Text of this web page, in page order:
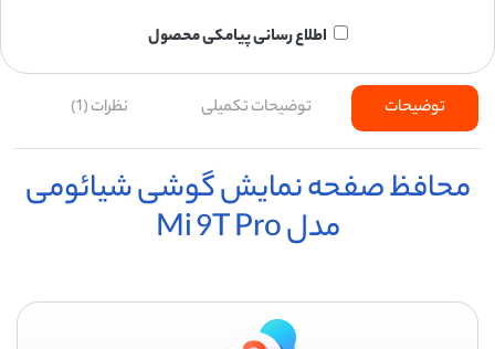
اطلاع رسانی پیامکی محصول
توضیحات توضیحات تکمیلی نظرات (1)
محافظ صفحه نمایش گوشی شیائومی
مدل Mi 9T Pro